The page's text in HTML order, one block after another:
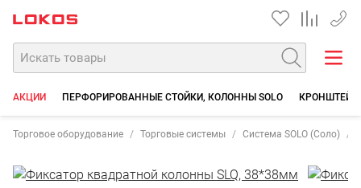
+7
АКЦИИ ПЕРФОРИРОВАННЫЕ СТОЙКИ, КОЛОННЫ SOLO
Торговое оборудование Торговые системы Система SOLO (Соло)